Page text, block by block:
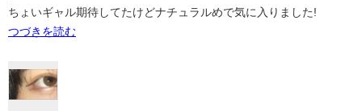
ちょいギャル期待してたけどナチュラルめで気に入りました!
つづきを読む